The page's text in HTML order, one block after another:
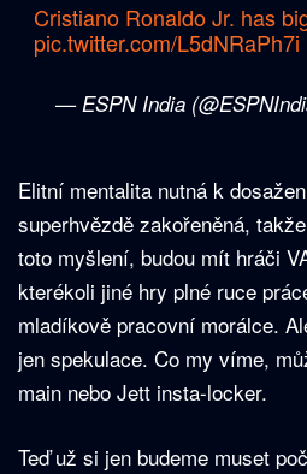
Cristiano Ronaldo Jr. has
pic.twitter.com/L5dNRaPh7i
— ESPN India
Elitní mentalita nutná k
superhvězdě zakořeněná,
toto myšlení, budou mít hráči
kterékoli jiné hry plné ruce
mladíkově pracovní morálce.
jen spekulace. Co my víme,
main nebo Jett insta-locker.
Teď už si jen budeme muset